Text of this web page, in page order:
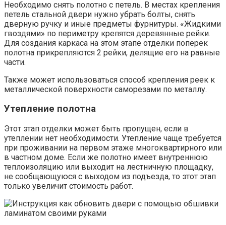
Необходимо снять полотно с петель. В местах крепления
петель стальной двери нужно убрать болты, снять
дверную ручку и иные предметы фурнитуры. «Жидкими
гвоздями» по периметру крепятся деревянные рейки.
Для создания каркаса на этом этапе отделки поперек
полотна прикрепляются 2 рейки, делящие его на равные
части.
Также может использоваться способ крепления реек к
металлической поверхности саморезами по металлу.
Утепление полотна
Этот этап отделки может быть пропущен, если в
утеплении нет необходимости. Утепление чаще требуется
при проживании на первом этаже многоквартирного или
в частном доме. Если же полотно имеет внутреннюю
теплоизоляцию или выходит на лестничную площадку,
не сообщающуюся с выходом из подъезда, то этот этап
только увеличит стоимость работ.